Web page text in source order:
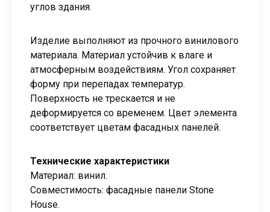
углов здания.
Изделие выполняют из прочного винилового
материала. Материал устойчив к влаге и
атмосферным воздействиям. Угол сохраняет
форму при перепадах температур.
Поверхность не трескается и не
деформируется со временем. Цвет элемента
соответствует цветам фасадных панелей.
Технические характеристики
Материал: винил.
Совместимость: фасадные панели Stone
House.